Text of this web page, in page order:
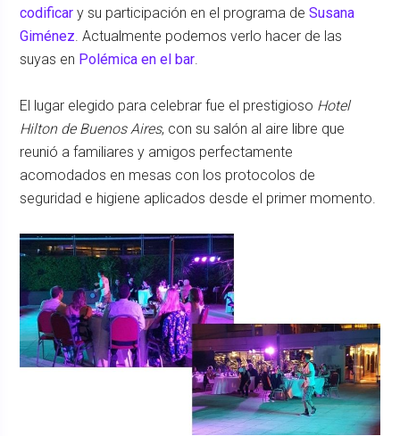
codificar y su participación en el programa deSusana
Giménez . Actualmente podemos verlo hacer de las
suyas en Polémica en el bar
El lugar elegido para celebrar fue el prestigioso Hotel
Hilton de Buenos Aires, con su salón al aire libre que
reunió a familiares y amigos perfectamente
acomodados en mesas con los protocolos de
seguridad e higiene aplicados desde el primer momento.